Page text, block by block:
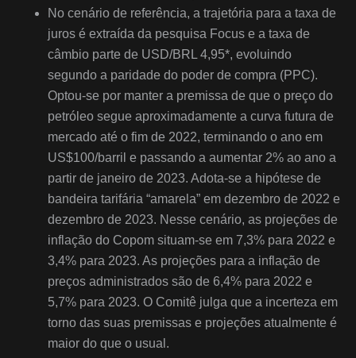
No cenário de referência, a trajetória para a taxa de
juros é extraída da pesquisa Focus e a taxa de
câmbio parte de USD/BRL 4,95*,­ evoluindo
segundo a paridade do poder de compra (PPC).
Optou-se por manter a premissa de que o preço do
petróleo segue aproximadamente a curva futura de
mercado até o fim de 2022, terminando o ano em
US$100/barril e passando a aumentar 2% ao ano a
partir de janeiro de 2023. Adota-se a hipótese de
bandeira tarifária “amarela” em dezembro de 2022 e
dezembro de 2023. Nesse cenário, as projeções de
inflação do Copom situam-se em 7,3% para 2022 e
3,4% para 2023. As projeções para a inflação de
preços administrados são de 6,4% para 2022 e
5,7% para 2023. O Comitê julga que a incerteza em
torno das suas premissas e projeções atualmente é
maior do que o usual.